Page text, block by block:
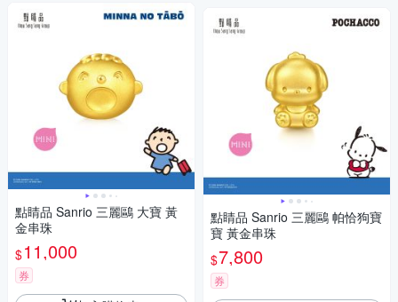
點睛品 Sanrio 三麗鷗 大寶 黃
金串珠
$11,000
券
點睛品 Sanrio 三麗鷗 帕恰狗寶
寶 黃金串珠
$7,800
券